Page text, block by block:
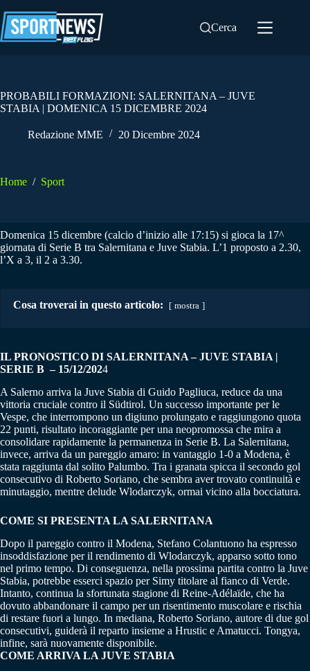
al
contenuto
Cerca
PROBABILI FORMAZIONI: SALERNITANA – JUVE
STABIA | DOMENICA 15 DICEMBRE 2024
Redazione MME 20 Dicembre 2024
Home / Sport
Domenica 15 dicembre (calcio d’inizio alle 17:15) si gioca la 17^
giornata di Serie B tra Salernitana e Juve Stabia. L’1 proposto a 2.30,
l’X a 3, il 2 a 3.30.
Cosa troverai in questo articolo: mostra
IL PRONOSTICO DI SALERNITANA – JUVE STABIA |
SERIE B – 15/12/2024
A Salerno arriva la Juve Stabia di Guido Pagliuca, reduce da una
vittoria cruciale contro il Südtirol. Un successo importante per le
Vespe, che interrompono un digiuno prolungato e raggiungono quota
22 punti, risultato incoraggiante per una neopromossa che mira a
consolidare rapidamente la permanenza in Serie B. La Salernitana,
invece, arriva da un pareggio amaro: in vantaggio 1-0 a Modena, è
stata raggiunta dal solito Palumbo. Tra i granata spicca il secondo gol
consecutivo di Roberto Soriano, che sembra aver trovato continuità e
minutaggio, mentre delude Wlodarczyk, ormai vicino alla bocciatura.
COME SI PRESENTA LA SALERNITANA
Dopo il pareggio contro il Modena, Stefano Colantuono ha espresso
insoddisfazione per il rendimento di Wlodarczyk, apparso sotto tono
nel primo tempo. Di conseguenza, nella prossima partita contro la Juve
Stabia, potrebbe esserci spazio per Simy titolare al fianco di Verde.
Intanto, continua la sfortunata stagione di Reine-Adélaïde, che ha
dovuto abbandonare il campo per un risentimento muscolare e rischia
di restare fuori a lungo. In mediana, Roberto Soriano, autore di due gol
consecutivi, guiderà il reparto insieme a Hrustic e Amatucci. Tongya,
infine, sarà nuovamente disponibile.
COME ARRIVA LA JUVE STABIA